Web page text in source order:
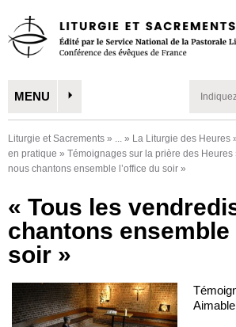
MENU
Liturgie et Sacrements » ... » La Liturgie des Heures
en pratique » Témoignages sur la prière des Heures
nous chantons ensemble l’office du soir »
« Tous les
chantons ensemble
soir »